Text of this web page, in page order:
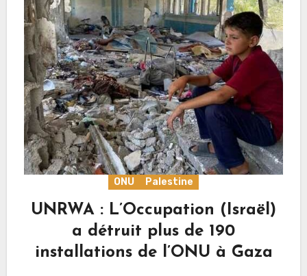
ONU Palestine
UNRWA : L’Occupation (Israël)
a détruit plus de 190
installations de l’ONU à Gaza